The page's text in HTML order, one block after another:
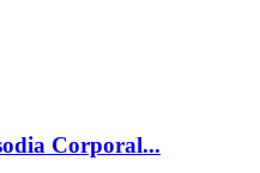
Corporal...